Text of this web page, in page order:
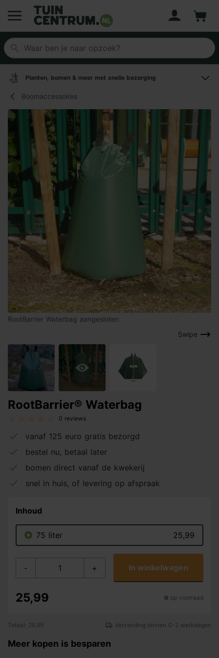
Logo Tuincentrum.nl
Planten, bomen & meer met snelle bezorging
Boomaccessoires
Swipe
RootBarrier Waterbag aangesloten
RootBarrier® Waterbag
0 reviews
vanaf 125 euro gratis bezorgd
bestel nu, betaal later
bomen direct vanaf de kwekerij
snel in huis, of levering op afspraak
Inhoud
75 liter 25,99
- + In winkelwagen
25,99 op voorraad
Totaal: 25,99 Verzending binnen 0-2 werkdagen
Meer kopen is besparen